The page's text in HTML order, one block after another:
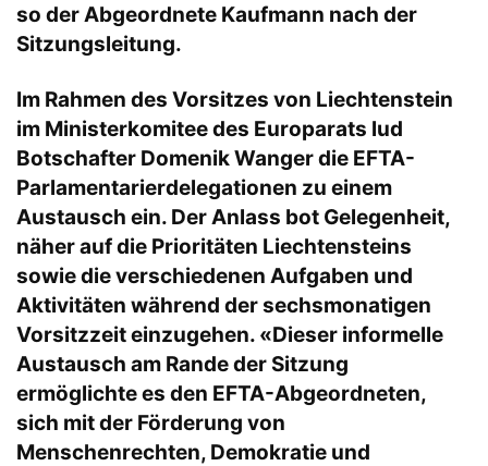
so der Abgeordnete Kaufmann nach der
Sitzungsleitung.
Im Rahmen des Vorsitzes von Liechtenstein
im Ministerkomitee des Europarats lud
Botschafter Domenik Wanger die EFTA-
Parlamentarierdelegationen zu einem
Austausch ein. Der Anlass bot Gelegenheit,
näher auf die Prioritäten Liechtensteins
sowie die verschiedenen Aufgaben und
Aktivitäten während der sechsmonatigen
Vorsitzzeit einzugehen. «Dieser informelle
Austausch am Rande der Sitzung
ermöglichte es den EFTA-Abgeordneten,
sich mit der Förderung von
Menschenrechten, Demokratie und